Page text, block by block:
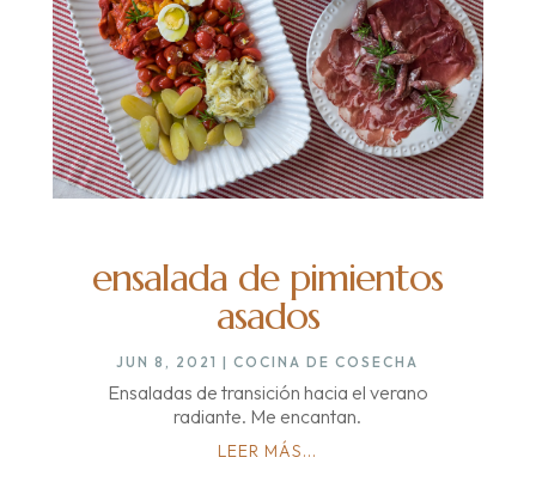
ensalada de pimientos
asados
JUN 8, 2021 |COCINA DE COSECHA
Ensaladas de transición hacia el verano
radiante. Me encantan.
LEER MÁS...